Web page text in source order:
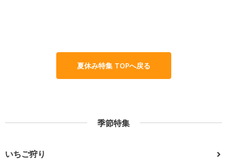
夏休み特集 TOPへ戻る
季節特集
いちご狩り